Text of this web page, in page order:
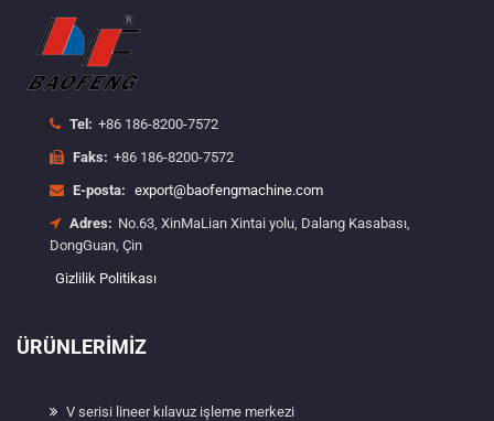
Tel: +86 186-8200-7572
Faks: +86 186-8200-7572
E-posta: export@baofengmachine.com
Adres: No.63, XinMaLian Xintai yolu, Dalang Kasabası,
DongGuan, Çin
Gizlilik Politikası
ÜRÜNLERIMIZ
V serisi lineer kılavuz işleme merkezi